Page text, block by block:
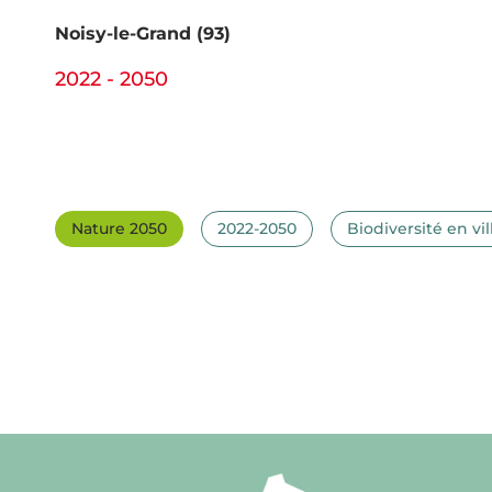
Noisy-le-Grand (93)
2022 - 2050
Nature 2050 2022-2050 Biodiversité en